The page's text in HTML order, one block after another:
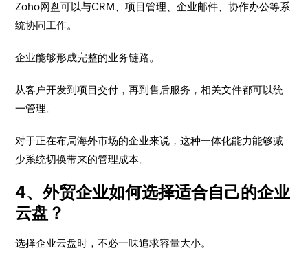
Zoho网盘可以与CRM、项目管理、企业邮件、协作办公等系
统协同工作。
企业能够形成完整的业务链路。
从客户开发到项目交付，再到售后服务，相关文件都可以统
一管理。
对于正在布局海外市场的企业来说，这种一体化能力能够减
少系统切换带来的管理成本。
4、外贸企业如何选择适合自己的企业
云盘？
选择企业云盘时，不必一味追求容量大小。